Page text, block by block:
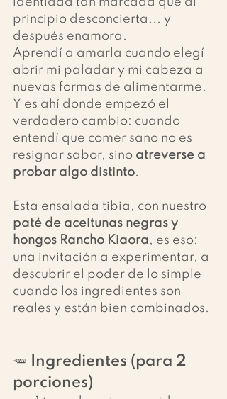
principio desconcierta... y
después enamora.
Aprendí a amarla cuando elegí
abrir mi paladar y mi cabeza a
nuevas formas de alimentarme.
Y es ahí donde empezó el
verdadero cambio: cuando
entendí que comer sano no es
resignar sabor, sino atreverse a
probar algo distinto.
Esta ensalada tibia, con nuestro
paté de aceitunas negras y
hongos Rancho Kiaora, es eso:
una invitación a experimentar, a
descubrir el poder de lo simple
cuando los ingredientes son
reales y están bien combinados.
🥕 Ingredientes (para 2
porciones)